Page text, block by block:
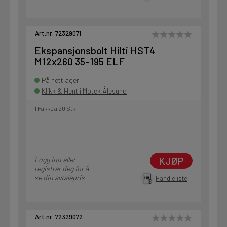
Art.nr. 72329071
Ekspansjonsbolt Hilti HST4
M12x260 35-195 ELF
På nettlager
Klikk & Hent i Motek Ålesund
1 Pakke a 20 Stk
Logg inn eller
registrer deg for å
se din avtalepris
KJØP
Handleliste
Art.nr. 72329072